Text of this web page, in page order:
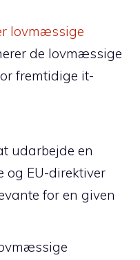
lovmæssige
de lovmæssige
fremtidige it-
udarbejde en
og EU-direktiver
for en given